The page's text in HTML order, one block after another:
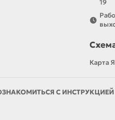
19
Карта
С ИНСТРУКЦИЕЙ